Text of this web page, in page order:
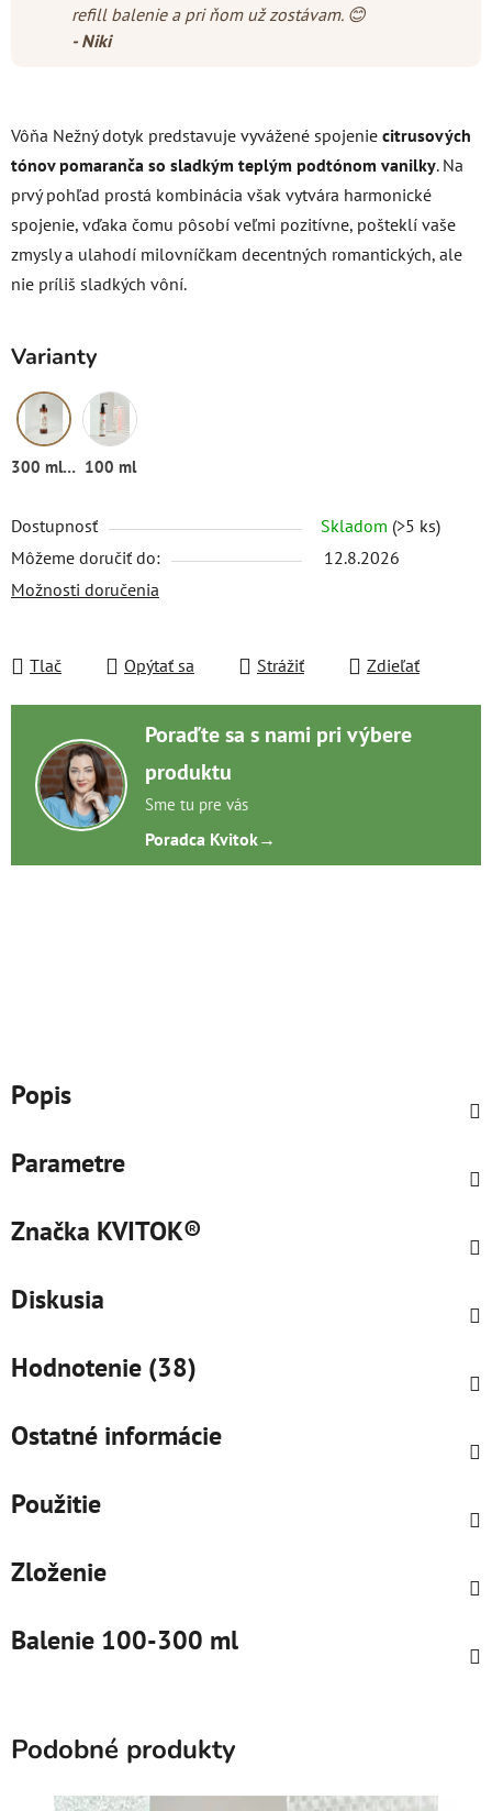
refill balenie a pri ňom už zostávam. 😊
- Niki
Vôňa Nežný dotyk predstavuje vyvážené spojenie citrusových
tónov pomaranča so sladkým teplým podtónom vanilky. Na
prvý pohľad prostá kombinácia však vytvára harmonické
spojenie, vďaka čomu pôsobí veľmi pozitívne, pošteklí vaše
zmysly a ulahodí milovníčkam decentných romantických, ale
nie príliš sladkých vôní.
Varianty
300 ml (refill) 100 ml
Dostupnosť Skladom (>5 ks)
Môžeme doručiť do:
12.8.2026
Možnosti doručenia
Tlač Opýtať sa Strážiť Zdieľať
Poraďte sa s nami pri výbere
produktu
Sme tu pre vás
Poradca Kvitok→
Popis
Parametre
Značka KVITOK®
Diskusia
Hodnotenie (38)
Ostatné informácie
Použitie
Zloženie
Balenie 100-300 ml
Podobné produkty